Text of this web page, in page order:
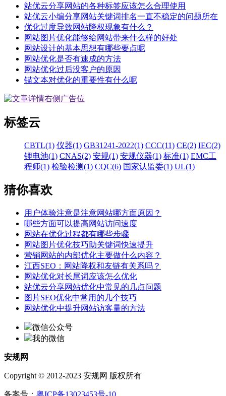
站优云分享网站的各种标签应该怎么合理使用
站优云小编分享网站关键词排名一直不稳定的问题所在
优化过度导致网站降权现象有什么？
网站图片优化能够给网站带来什么样的好处
网站设计的基本思想有哪些要点呢
网站优化是否有速成的方法
网站优化过后没客户的原因
锚文本对优化的重要性有什么呢
标签云
CBTL(1) 仪器(1) GB31241-2022(1) CCC(11) CE(2) IEC(2)
锂电池(1) CNAS(2) 安规(1) 安规仪器(1) 标准(1) EMC工
程师(1) 检验检测(1) CQC(6) 国家认监委(1) UL(1)
猜你喜欢
用户体验注意是注意网站哪方面原因？
哪些方面可以提高网站访问速度
网站在优化过程都有哪些步骤
网站图片优化技巧助关键词快速提升
营销网站的内部优化主要做什么内容？
江西SEO：网站降权和友链有关系吗？
网站优化对长尾词应该怎么优化
站优云分享网站优化中常见的几点问题
图片SEO优化中常用的几个技巧
网站优化中提升网站访客量的方法
微信公众号
我的微信
安规网
Copyright © 2012-2023 安规网 版权所有